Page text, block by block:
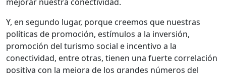
Y, en segundo lugar, porque creemos que nuestras
políticas de promoción, estímulos a la inversión,
promoción del turismo social e incentivo a la
conectividad, entre otras, tienen una fuerte correlación
positiva con la mejora de los grandes números del